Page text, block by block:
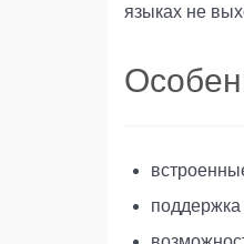
языках не